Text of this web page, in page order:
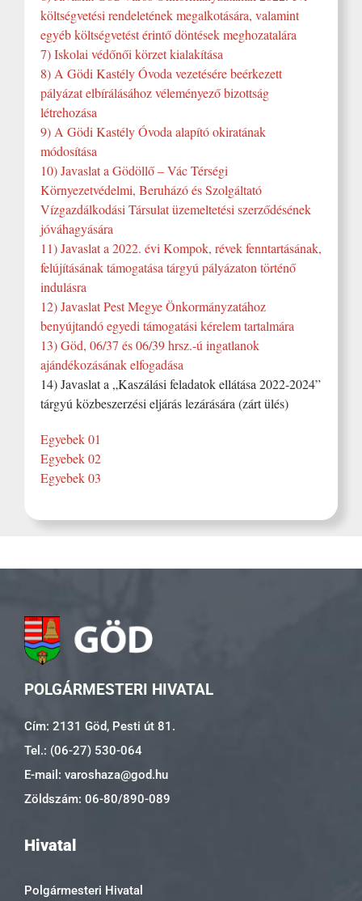
költségvetési rendeletének megalkotására, valamint
egyéb költségvetést érintő döntések meghozatalára
7) Iskolai védőnői körzet kialakítása
8) A Gödi Kastély Óvoda vezetésére beérkezett
pályázat elbírálásához véleményező bizottság
létrehozása
9) A Gödi Kastély Óvoda alapító okiratának
módosítása
10) Javaslat a Gödöllő – Vác Térségi
Környezetvédelmi, Beruházó és Szolgáltató
Vízgazdálkodási Társulat üzemeltetési szerződésének
jóváhagyására
11) Javaslat a 2022. évi Kompok, révek fenntartásának,
felújításának támogatása tárgyú pályázaton történő
indulásra
12) Javaslat Pest Megye Önkormányzatához
benyújtandó egyedi támogatási kérelem tartalmára
13) Göd, 06/37 és 06/39 hrsz.-ú ingatlanok
ajándékozásának elfogadása
14) Javaslat a „Kaszálási feladatok ellátása 2022-2024”
tárgyú közbeszerzési eljárás lezárására (zárt ülés)
Egyebek 01
Egyebek 02
Egyebek 03
POLGÁRMESTERI HIVATAL
Cím: 2131 Göd, Pesti út 81.
Tel.: (06-27) 530-064
E-mail: varoshaza@god.hu
Zöldszám: 06-80/890-089
Hivatal
Polgármesteri Hivatal